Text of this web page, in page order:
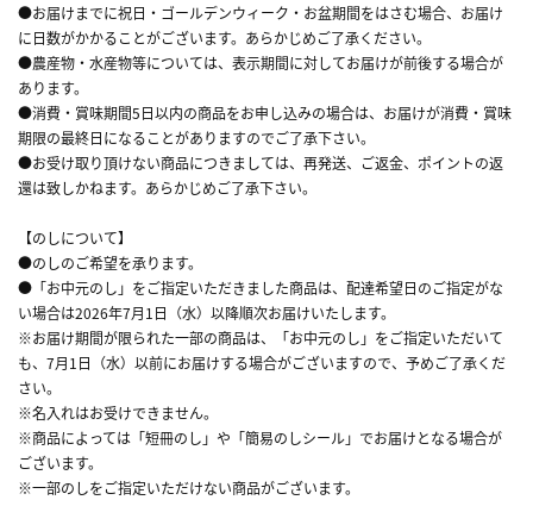
●お届けまでに祝日・ゴールデンウィーク・お盆期間をはさむ場合、お届け
に日数がかかることがございます。あらかじめご了承ください。
●農産物・水産物等については、表示期間に対してお届けが前後する場合が
あります。
●消費・賞味期間5日以内の商品をお申し込みの場合は、お届けが消費・賞味
期限の最終日になることがありますのでご了承下さい。
●お受け取り頂けない商品につきましては、再発送、ご返金、ポイントの返
還は致しかねます。あらかじめご了承下さい。
【のしについて】
●のしのご希望を承ります。
●「お中元のし」をご指定いただきました商品は、配達希望日のご指定がな
い場合は2026年7月1日（水）以降順次お届けいたします。
※お届け期間が限られた一部の商品は、「お中元のし」をご指定いただいて
も、7月1日（水）以前にお届けする場合がございますので、予めご了承くだ
さい。
※名入れはお受けできません。
※商品によっては「短冊のし」や「簡易のしシール」でお届けとなる場合が
ございます。
※一部のしをご指定いただけない商品がございます。